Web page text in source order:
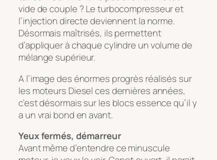
vide de couple ? Le turbocompresseur et
l’injection directe deviennent la norme.
Désormais maîtrisés, ils permettent
d’appliquer à chaque cylindre un volume de
mélange supérieur.
A l’image des énormes progrès réalisés sur
les moteurs Diesel ces dernières années,
c’est désormais sur les blocs essence qu’il y
a un vrai bond en avant.
Yeux fermés, démarreur
Avant même d’entendre ce minuscule